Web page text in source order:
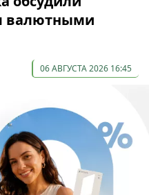
валютными
06 АВГУСТА 2026 16:45